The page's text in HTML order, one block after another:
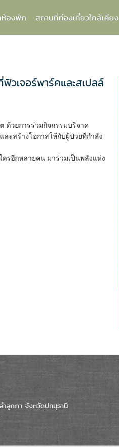
ห้องพัก สถานที่ท่องเที่ยวใกล้เคียง
วเจอร์พาร์คและสเปลล์
ด้วยการร่วมกิจกรรมบริจาค
ะสร้างโอกาสให้กับผู้ป่วยที่กำลัง
ครอีกหลายคน มาร่วมเป็นพลังแห่ง
ำลูกกา จังหวัดปทมุธานี